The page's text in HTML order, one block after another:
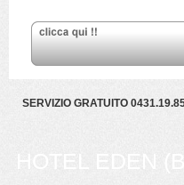
SERVIZIO GRATUITO
HOTEL EDEN